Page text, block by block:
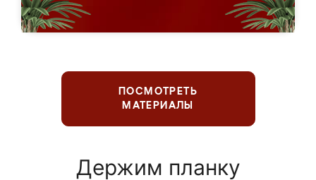
ПОСМОТРЕТЬ
МАТЕРИАЛЫ
Держим планку